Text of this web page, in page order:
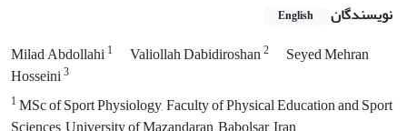
نویسندگان English
Milad Abdollahi1 Valiollah Dabidiroshan2
Seyed Mehran
Hosseini3
1MSc of Sport Physiology, Faculty of Physical Education and Sport